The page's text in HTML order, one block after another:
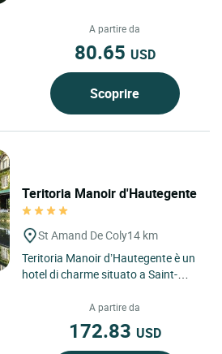
A partire da
80.65 USD
Scoprire
Teritoria Manoir d'Hautegente
St Amand De Coly14 km
Teritoria Manoir d’Hautegente è un
hotel di charme situato a Saint-
regione Nouvelle-Aquitaine,...
A partire da
172.83 USD